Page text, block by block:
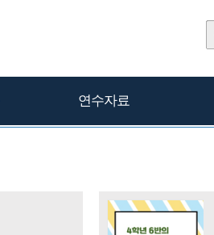
연수자료